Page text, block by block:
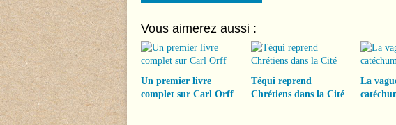
Vous aimerez aussi :
Un premier livre
complet sur Carl Orff
Téqui reprend
Chrétiens dans la Cité
La